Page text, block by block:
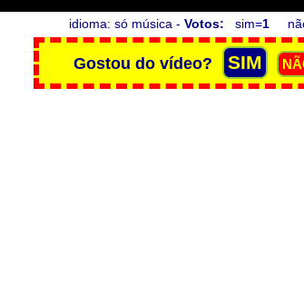
idioma: só música - Votos: sim=1